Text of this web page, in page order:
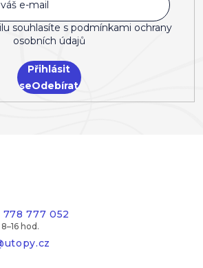
souhlasíte s podmínkami ochrany
osobních údajů
Přihlásit
se
778 777 052
utopy.cz